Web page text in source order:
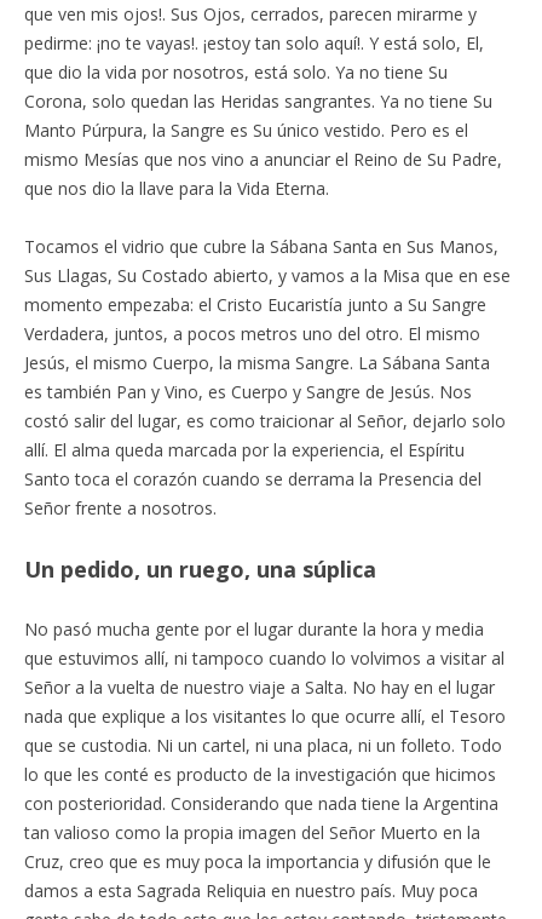
que ven mis ojos!. Sus Ojos, cerrados, parecen mirarme y
pedirme: ¡no te vayas!. ¡estoy tan solo aquí!. Y está solo, El,
que dio la vida por nosotros, está solo. Ya no tiene Su
Corona, solo quedan las Heridas sangrantes. Ya no tiene Su
Manto Púrpura, la Sangre es Su único vestido. Pero es el
mismo Mesías que nos vino a anunciar el Reino de Su Padre,
que nos dio la llave para la Vida Eterna.
Tocamos el vidrio que cubre la Sábana Santa en Sus Manos,
Sus Llagas, Su Costado abierto, y vamos a la Misa que en ese
momento empezaba: el Cristo Eucaristía junto a Su Sangre
Verdadera, juntos, a pocos metros uno del otro. El mismo
Jesús, el mismo Cuerpo, la misma Sangre. La Sábana Santa
es también Pan y Vino, es Cuerpo y Sangre de Jesús. Nos
costó salir del lugar, es como traicionar al Señor, dejarlo solo
allí. El alma queda marcada por la experiencia, el Espíritu
Santo toca el corazón cuando se derrama la Presencia del
Señor frente a nosotros.
Un pedido, un ruego, una súplica
No pasó mucha gente por el lugar durante la hora y media
que estuvimos allí, ni tampoco cuando lo volvimos a visitar al
Señor a la vuelta de nuestro viaje a Salta. No hay en el lugar
nada que explique a los visitantes lo que ocurre allí, el Tesoro
que se custodia. Ni un cartel, ni una placa, ni un folleto. Todo
lo que les conté es producto de la investigación que hicimos
con posterioridad. Considerando que nada tiene la Argentina
tan valioso como la propia imagen del Señor Muerto en la
Cruz, creo que es muy poca la importancia y difusión que le
damos a esta Sagrada Reliquia en nuestro país. Muy poca